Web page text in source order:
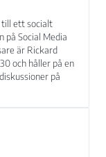
till ett socialt
på Social Media
är Rickard
och håller på en
på